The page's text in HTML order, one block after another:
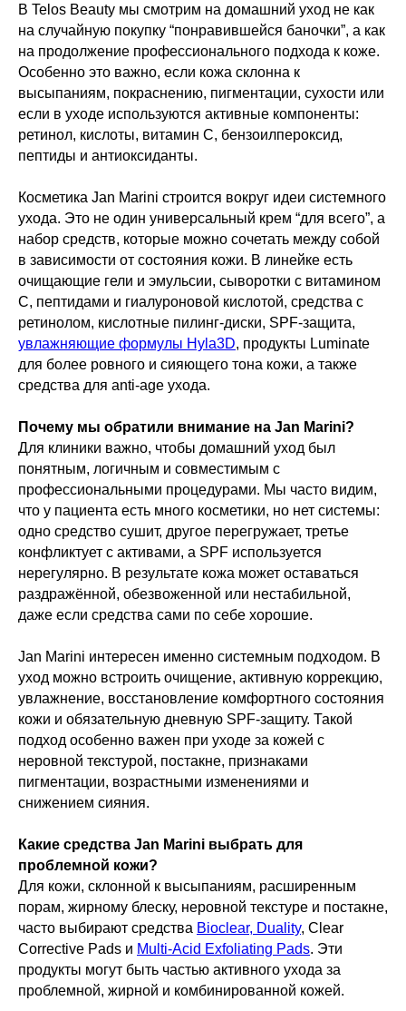
В Telos Beauty мы смотрим на домашний уход не как
на случайную покупку “понравившейся баночки”, а как
на продолжение профессионального подхода к коже.
Особенно это важно, если кожа склонна к
высыпаниям, покраснению, пигментации, сухости или
если в уходе используются активные компоненты:
ретинол, кислоты, витамин C, бензоилпероксид,
пептиды и антиоксиданты.
Косметика Jan Marini строится вокруг идеи системного
ухода. Это не один универсальный крем “для всего”, а
набор средств, которые можно сочетать между собой
в зависимости от состояния кожи. В линейке есть
очищающие гели и эмульсии, сыворотки с витамином
C, пептидами и гиалуроновой кислотой, средства с
ретинолом, кислотные пилинг-диски, SPF-защита,
увлажняющие формулы Hyla3D, продукты Luminate
для более ровного и сияющего тона кожи, а также
средства для anti-age ухода.
Почему мы обратили внимание на Jan Marini?
Для клиники важно, чтобы домашний уход был
понятным, логичным и совместимым с
профессиональными процедурами. Мы часто видим,
что у пациента есть много косметики, но нет системы:
одно средство сушит, другое перегружает, третье
конфликтует с активами, а SPF используется
нерегулярно. В результате кожа может оставаться
раздражённой, обезвоженной или нестабильной,
даже если средства сами по себе хорошие.
Jan Marini интересен именно системным подходом. В
уход можно встроить очищение, активную коррекцию,
увлажнение, восстановление комфортного состояния
кожи и обязательную дневную SPF-защиту. Такой
подход особенно важен при уходе за кожей с
неровной текстурой, постакне, признаками
пигментации, возрастными изменениями и
снижением сияния.
Какие средства Jan Marini выбрать для
проблемной кожи?
Для кожи, склонной к высыпаниям, расширенным
порам, жирному блеску, неровной текстуре и постакне,
часто выбирают средства Bioclear, Duality, Clear
Corrective Pads и Multi-Acid Exfoliating Pads. Эти
продукты могут быть частью активного ухода за
проблемной, жирной и комбинированной кожей.